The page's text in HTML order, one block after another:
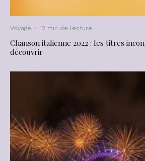
Voyage · 12 min de lecture
Chanson italienne 2022 : les titres
découvrir